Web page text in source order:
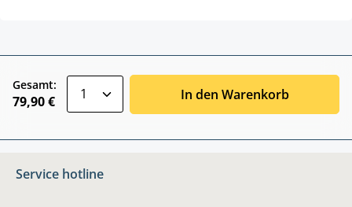
Gesamt:
79,90 € In den Warenkorb
Service hotline